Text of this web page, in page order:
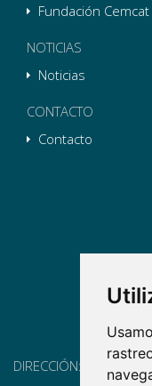
Fundación Cemcat
NOTICIAS
Noticias
CONTACTO
Contacto
DIRECCIÓN: Pg. Vall